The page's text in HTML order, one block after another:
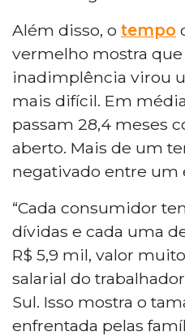
Além disso, o tempo
vermelho mostra que
inadimplência virou
mais difícil. Em
passam 28,4 meses
aberto. Mais de um
negativado entre um
“Cada consumidor
dívidas e cada uma
R$ 5,9 mil, valor
salarial do
Sul. Isso mostra o
enfrentada pelas